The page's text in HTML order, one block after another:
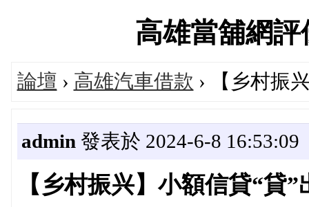
高雄當舖網
論壇 › 高雄汽車借款 › 【乡村振
admin 發表於 2024-6-8 16:53:09
【乡村振兴】小額信貸“貸